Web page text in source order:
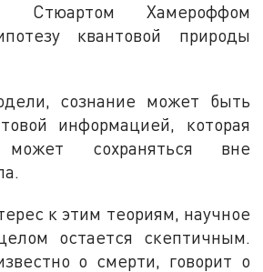
Стюартом Хамероффом
квантовой природы
сознание может быть
информацией, которая
может сохраняться вне
к этим теориям, научное
остается скептичным.
о смерти, говорит о